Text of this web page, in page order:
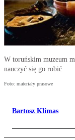
W toruńskim muzeum
nauczyć się go robić
Foto: materiały prasowe
Bartosz Klimas